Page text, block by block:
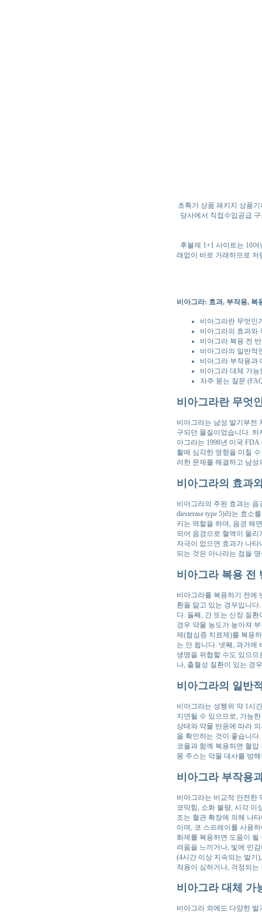
초특가 상품 패키지 상품
당사에서 직접수입공급
후불제 1+1 사이트는 10
래없이 바로 거래하므로
비아그라: 효과, 부작용, 복
비아그라란 무엇인
비아그라의 효과와
비아그라 복용 전
비아그라의 일반적
비아그라 부작용과
비아그라 대체 가능
자주 묻는 질문
비아그라란 무엇
비아그라는 남성 발기부전
구되던 물질이었습니다.
아그라는 1998년 미국
활에 심각한 영향을 미칠
러한 문제를 해결하고 남
비아그라의 효과
비아그라의 주된 효과는 음
diesterase type 5)라는 효소
키는 역할을 하며, 음경 해
되어 음경으로 혈액이 몰
자극이 없으면 효과가 나
되는 것은 아니라는 점을
비아그라 복용 전
비아그라를 복용하기 전에
환을 앓고 있는 경우입니
다. 둘째, 간 또는 신장 질
경우 약물 농도가 높아져
제(협심증 치료제)를 복용
는 안 됩니다. 넷째, 과거에
생명을 위협할 수도 있으
나, 출혈성 질환이 있는 경
비아그라의 일반
비아그라는 성행위 약 1시
지연될 수 있으므로, 가능
상태와 약물 반응에 따라
을 확인하는 것이 좋습니
코올과 함께 복용하면 혈
몽 주스는 약물 대사를 방
비아그라 부작용
비아그라는 비교적 안전한
코막힘, 소화 불량, 시각 이
조는 혈관 확장에 의해 나
이며, 코 스프레이를 사용
화제를 복용하면 도움이
려움을 느끼거나, 빛에 민
(4시간 이상 지속되는 발기
작용이 심하거나, 걱정되
비아그라 대체 가
비아그라 외에도 다양한